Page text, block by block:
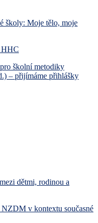
školy: Moje tělo, moje
HHC
školní metodiky
– přijímáme přihlášky
dětmi, rodinou a
v kontextu současné